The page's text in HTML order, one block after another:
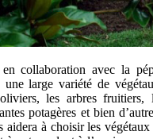
en collaboration avec la
une large variété de
les arbres fruitiers,
potagères et bien
aidera à choisir les